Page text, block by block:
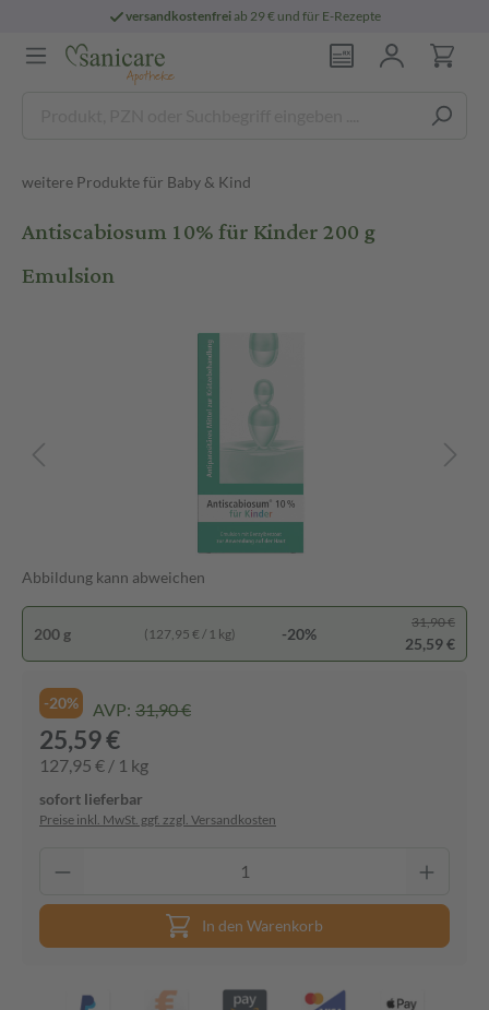
versandkostenfreiab 29 € und für E-Rezepte
weitere Produkte für Baby & Kind
Antiscabiosum 10% für Kinder 200 g
Emulsion
Abbildung kann abweichen
200 g (127,95 € / 1 kg) -20%
31,90 €
25,59 €
-20% AVP: 31,90 €
25,59 €
127,95 € / 1 kg
sofort lieferbar
Preise inkl. MwSt. ggf. zzgl. Versandkosten
In den Warenkorb